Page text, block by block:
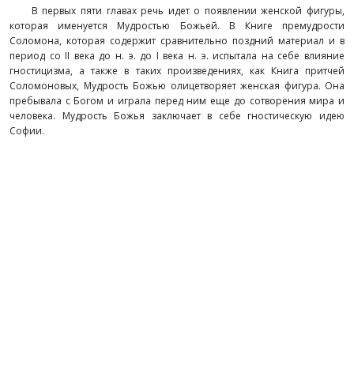
В первых пяти главах речь идет о появлении женской фигуры,
которая именуется Мудростью Божьей. В Книге премудрости
Соломона, которая содержит сравнительно поздний материал и в
период со II века до н. э. до I века н. э. испытала на себе влияние
гностицизма, а также в таких произведениях, как Книга притчей
Соломоновых, Мудрость Божью олицетворяет женская фигура. Она
пребывала с Богом и играла перед ним еще до сотворения мира и
человека. Мудрость Божья заключает в себе гностическую идею
Софии.